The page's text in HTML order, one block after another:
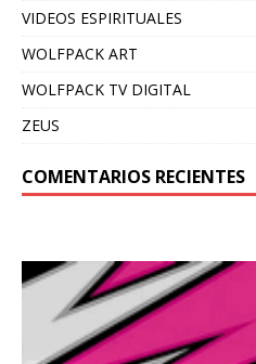
VIDEOS ESPIRITUALES
WOLFPACK ART
WOLFPACK TV DIGITAL
ZEUS
COMENTARIOS RECIENTES